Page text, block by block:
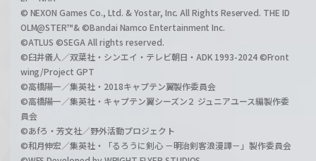
© NEXON Games Co., Ltd. & Yostar, Inc. All Rights Reserved. THE ID
OLM@STER™& ©Bandai Namco Entertainment Inc.
©ATLUS ©SEGA All rights reserved.
©臼井儀人／双葉社・シンエイ・テレビ朝日・ADK 1993-2024 ©Front
wing/Project GPT
©高橋陽一／集英社・2018キャプテン翼製作委員会
©高橋陽一／集英社・キャプテン翼シーズン２ ジュニアユース編製作委
員会
©あfろ・芳文社／野外活動プロジェクト
©和月伸宏／集英社・「るろうに剣心 －明治剣客浪漫譚－」製作委員会